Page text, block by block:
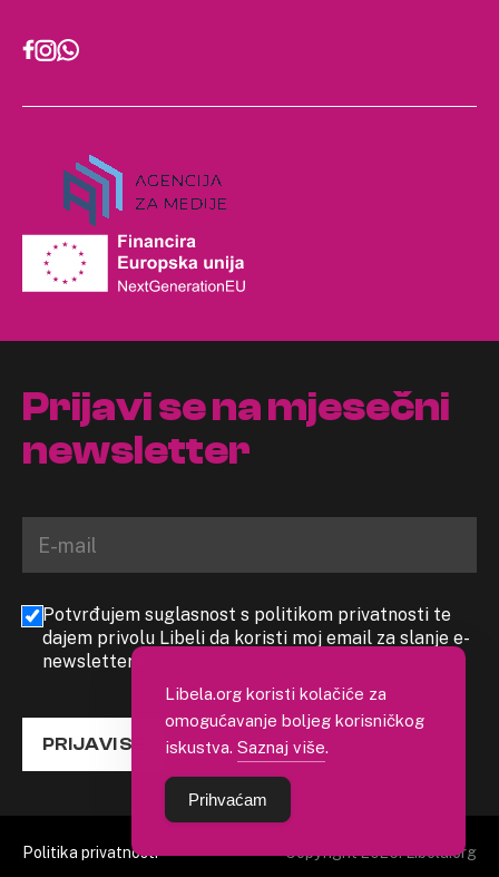
Prijavi se na mjesečni
newsletter
Potvrđujem suglasnost s politikom privatnosti te
dajem privolu Libeli da koristi moj email za slanje e-
newslettera
PRIJAVI SE
Politika privatnosti Copyright 2026. Libela.org
Libela.org koristi kolačiće za
omogućavanje boljeg korisničkog
iskustva. Saznaj više.
Prihvaćam